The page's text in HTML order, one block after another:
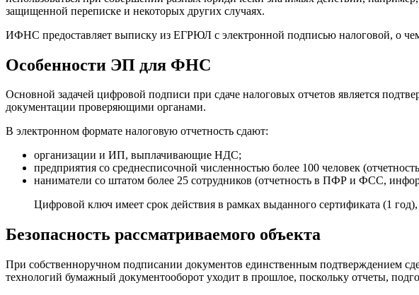
защищенной переписке и некоторых других случаях.
ИФНС предоставляет выписку из ЕГРЮЛ с электронной подписью налоговой, о чем
Особенности ЭП для ФНС
Основной задачей цифровой подписи при сдаче налоговых отчетов является
документации проверяющими органами.
В электронном формате налоговую отчетность сдают:
организации и ИП, выплачивающие НДС;
предприятия со среднесписочной численностью более 100 человек
наниматели со штатом более 25 сотрудников (отчетность в ПФР и ФСС,
Цифровой ключ имеет срок действия в рамках выданного сертификата (1
Безопасность рассматриваемого объекта
При собственноручном подписании документов единственным подтверждением
технологий бумажный документооборот уходит в прошлое, поскольку отчеты,